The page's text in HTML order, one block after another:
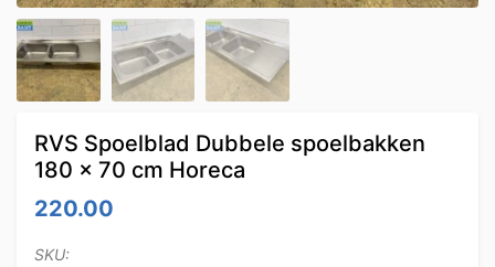
RVS Spoelblad Dubbele spoelbakken
180 x 70 cm Horeca
220.00
SKU: